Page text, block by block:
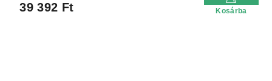
39 392 Ft Kosárba